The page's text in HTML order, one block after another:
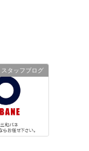
スタッフブログ